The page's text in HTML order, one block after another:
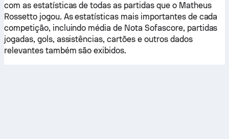
com as estatísticas de todas as partidas que o Matheus
Rossetto jogou. As estatísticas mais importantes de cada
competição, incluindo média de Nota Sofascore, partidas
jogadas, gols, assistências, cartões e outros dados
relevantes também são exibidos.